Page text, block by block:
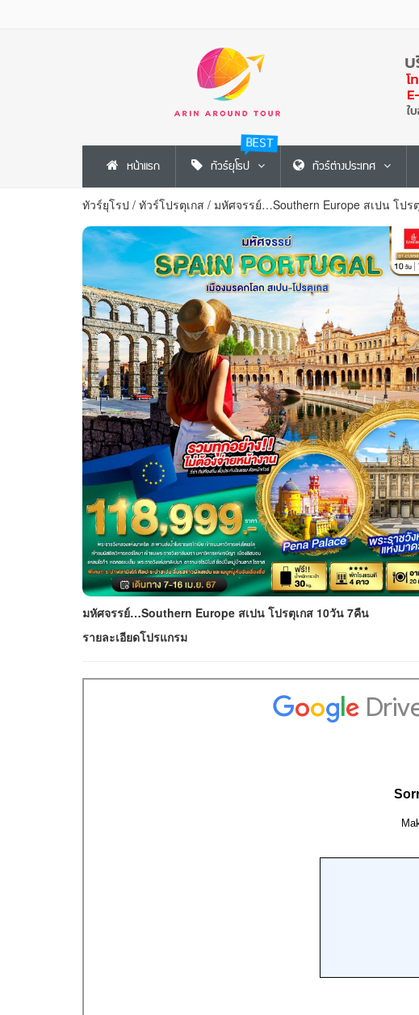
หน้าแรก ทัวร์ยุโรป
BEST
ทัวร์ต่างประเทศ
ทัวร์ยุโรป / ทัวร์โปรตุเกส / มหัศจรรย์…Southern Europe สเปน โปร
มหัศจรรย์…Southern Europe สเปน โปรตุเกส 10วัน 7คืน
รายละเอียดโปรแกรม